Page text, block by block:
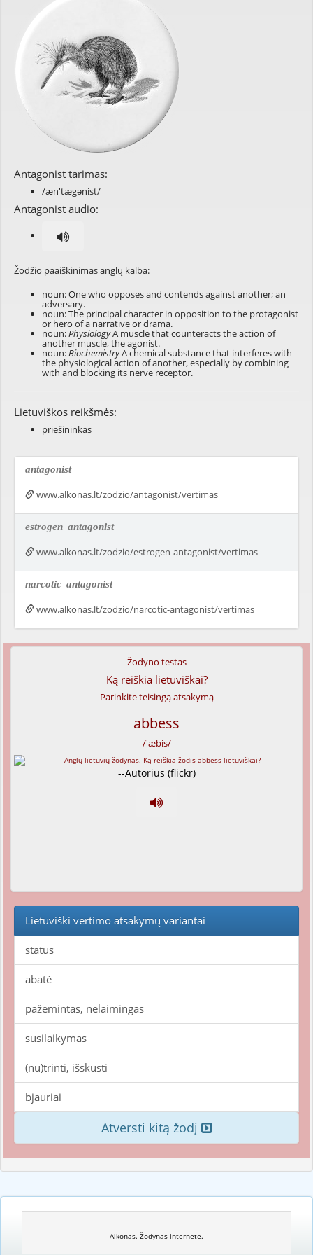
Antagonist tarimas:
/æn'tægənist/
Antagonist audio:
Žodžio paaiškinimas anglų kalba:
noun: One who opposes and contends against another; an
adversary.
noun: The principal character in opposition to the protagonist
or hero of a narrative or drama.
noun:PhysiologyA muscle that counteracts the action of
another muscle, the agonist.
noun:BiochemistryA chemical substance that interferes with
the physiological action of another, especially by combining
with and blocking its nerve receptor.
Lietuviškos reikšmės:
priešininkas
antagonist
www.alkonas.lt/zodzio/antagonist/vertimas
estrogen antagonist
www.alkonas.lt/zodzio/estrogen-antagonist/vertimas
narcotic antagonist
www.alkonas.lt/zodzio/narcotic-antagonist/vertimas
Žodyno testas
Ką reiškia lietuviškai?
Parinkite teisingą atsakymą
abbess
/'æbis/
--Autorius (flickr)
Lietuviški vertimo atsakymų variantai
status
abatė
pažemintas, nelaimingas
susilaikymas
(nu)trinti, išskusti
bjauriai
Atversti kitą žodį
Alkonas. Žodynas internete.